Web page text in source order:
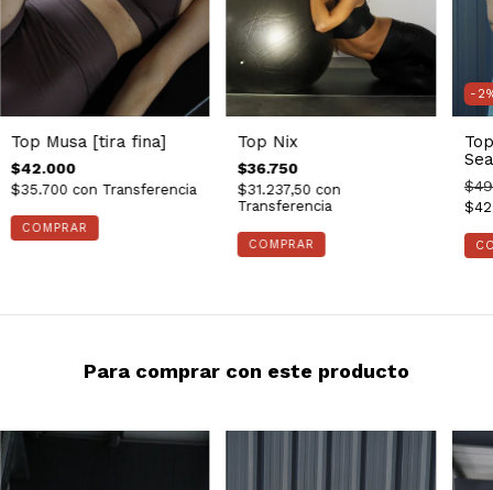
Top Musa [tira fina]
$42.000
$35.700 con Transferencia
COMPRAR
Top Nix
$36.750
$31.237,50 con
Transferencia
COMPRAR
-2
Para comprar con este producto